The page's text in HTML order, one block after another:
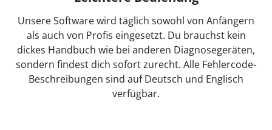
Unsere Software wird täglich sowohl von Anfängern
als auch von Profis eingesetzt. Du brauchst kein
dickes Handbuch wie bei anderen Diagnosegeräten,
sondern findest dich sofort zurecht. Alle Fehlercode-
Beschreibungen sind auf Deutsch und Englisch
verfügbar.